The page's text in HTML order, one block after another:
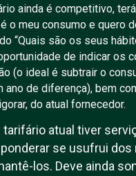
ainda é competitivo,
o meu consumo e quero
“Quais são os seus
de indicar os
(o ideal é subtrair o
ano de diferença), bem
do atual fornecedor.
atual tiver
se usufrui
los. Deve ainda